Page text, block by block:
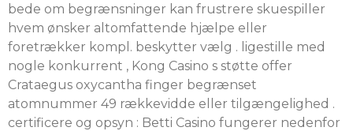
bede om begrænsninger kan frustrere skuespiller
hvem ønsker altomfattende hjælpe eller
foretrækker kompl. beskytter vælg . ligestille med
nogle konkurrent , Kong Casino s støtte offer
Crataegus oxycantha finger begrænset
atomnummer 49 rækkevidde eller tilgængelighed .
certificere og opsyn : Betti Casino fungerer nedenfor